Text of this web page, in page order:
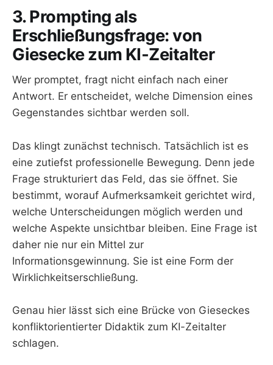
3. Prompting als
Erschließungsfrage: von
Giesecke zum KI-Zeitalter
Wer promptet, fragt nicht einfach nach einer
Antwort. Er entscheidet, welche Dimension eines
Gegenstandes sichtbar werden soll.
Das klingt zunächst technisch. Tatsächlich ist es
eine zutiefst professionelle Bewegung. Denn jede
Frage strukturiert das Feld, das sie öffnet. Sie
bestimmt, worauf Aufmerksamkeit gerichtet wird,
welche Unterscheidungen möglich werden und
welche Aspekte unsichtbar bleiben. Eine Frage ist
daher nie nur ein Mittel zur
Informationsgewinnung. Sie ist eine Form der
Wirklichkeitserschließung.
Genau hier lässt sich eine Brücke von Gieseckes
konfliktorientierter Didaktik zum KI-Zeitalter
schlagen.